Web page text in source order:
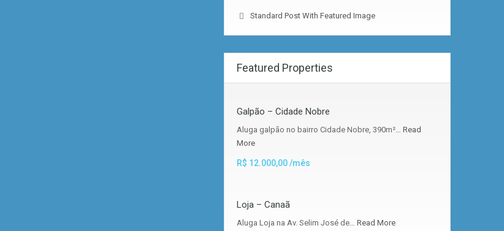
Standard Post With Featured Image
Featured Properties
Galpão – Cidade Nobre
Aluga galpão no bairro Cidade Nobre, 390m²… Read
More
R$ 12.000,00 /mês
Loja – Canaã
Aluga Loja na Av. Selim José de… Read More